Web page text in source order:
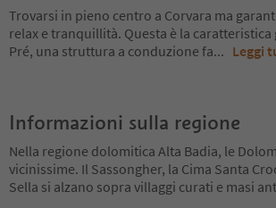
Trovarsi in pieno centro a Corvara ma
relax e tranquillità. Questa è la caratteristica
Pré, una struttura a conduzione fa... Leggi
Informazioni sulla regione
Nella regione dolomitica Alta Badia, le
vicinissime. Il Sassongher, la Cima Santa
Sella si alzano sopra villaggi curati e masi